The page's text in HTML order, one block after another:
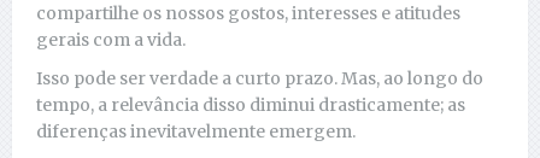
compartilhe os nossos gostos, interesses e atitudes
gerais com a vida.
Isso pode ser verdade a curto prazo. Mas, ao longo do
tempo, a relevância disso diminui drasticamente; as
diferenças inevitavelmente emergem.